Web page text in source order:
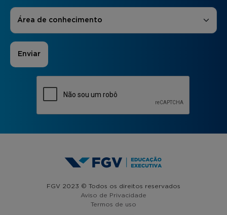
Áreas de Interesse
Área de conhecimento
FGV 2023 © Todos os direitos reservados
Aviso de Privacidade
Termos de uso